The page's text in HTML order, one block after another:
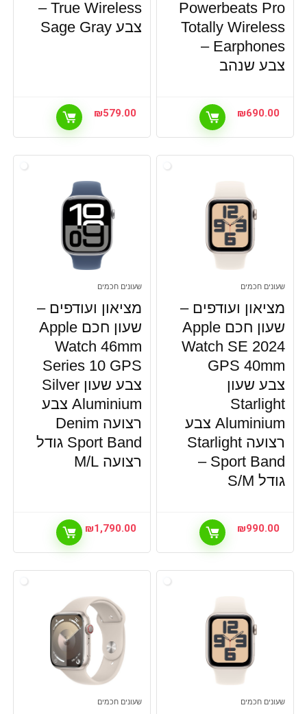
Powerbeats Pro
Totally Wireless
Earphones –
צבע שנהב
₪690.00
True Wireless –
צבע Sage Gray
₪579.00
שעונים חכמים
מציאון ועודפים –
שעון חכם Apple
Watch SE 2024
GPS 40mm
צבע שעון
Starlight
Aluminium צבע
רצועה Starlight
Sport Band –
גודל S/M
₪990.00
שעונים חכמים
מציאון ועודפים –
שעון חכם Apple
Watch 46mm
Series 10 GPS
צבע שעון Silver
Aluminium צבע
רצועה Denim
Sport Band גודל
רצועה M/L
₪1,790.00
שעונים חכמים שעונים חכמים